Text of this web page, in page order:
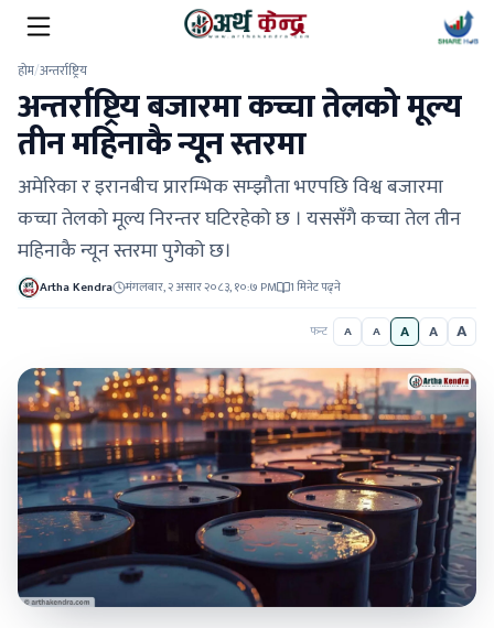
होम/अन्तर्राष्ट्रिय
अन्तर्राष्ट्रिय बजारमा कच्चा तेलको मूल्य
तीन महिनाकै न्यून स्तरमा
अमेरिका र इरानबीच प्रारम्भिक सम्झौता भएपछि विश्व बजारमा
कच्चा तेलको मूल्य निरन्तर घटिरहेको छ । यससँगै कच्चा तेल तीन
महिनाकै न्यून स्तरमा पुगेको छ।
Artha Kendra मंगलबार, २ असार २०८३, १०:७ PM 1 मिनेट पढ्ने
फन्ट A A A A A